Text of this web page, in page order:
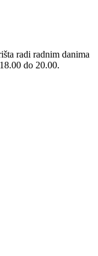
radi radnim danima
do 20.00.